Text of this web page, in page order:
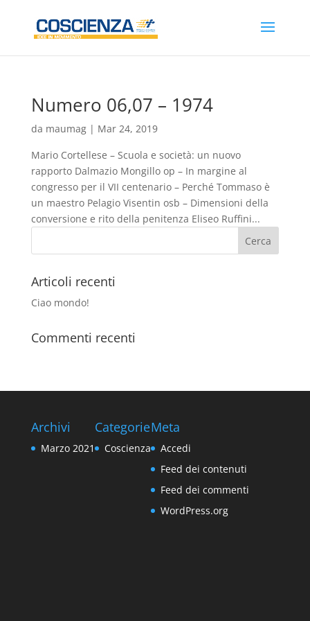
Numero 06,07 – 1974
da maumag| Mar 24, 2019
Mario Cortellese – Scuola e società: un nuovo
rapporto Dalmazio Mongillo op – In margine al
congresso per il VII centenario – Perché Tommaso è
un maestro Pelagio Visentin osb – Dimensioni della
conversione e rito della penitenza Eliseo Ruffini...
Articoli recenti
Ciao mondo!
Commenti recenti
Archivi
Marzo 2021
Categorie
Coscienza
Meta
Accedi
Feed dei contenuti
Feed dei commenti
WordPress.org